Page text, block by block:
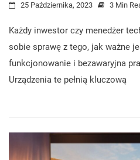
25 Października, 2023 3 Min
Każdy inwestor czy menedżer
sobie sprawę z tego, jak ważne
funkcjonowanie i bezawaryjna
Urządzenia te pełnią kluczową